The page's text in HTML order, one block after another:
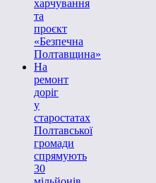
харчування
та
проєкт
«Безпечна
Полтавщина»
На
ремонт
доріг
у
старостатах
Полтавської
громади
спрямують
30